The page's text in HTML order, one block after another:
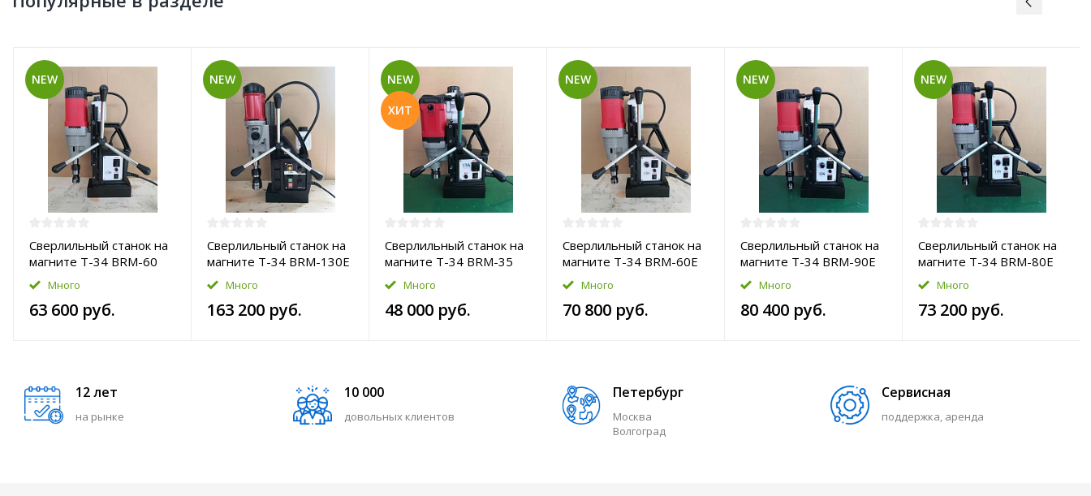
NEW
Сверлильный станок на
магните T-34 BRM-60
Много
63 600 руб.
NEW
Сверлильный станок на
магните T-34 BRM-130E
Много
163 200 руб.
NEW
ХИТ
Сверлильный станок на
магните T-34 BRM-35
Много
48 000 руб.
NEW
Сверлильный станок на
магните T-34 BRM-60E
Много
70 800 руб.
NEW
Сверлильный станок на
магните T-34 BRM-90E
Много
80 400 руб.
NEW
Сверлильный станок на
магните T-34 BRM-80E
Много
73 200 руб.
12 лет
на рынке
10 000
довольных клиентов
Петербург
Москва
Волгоград
Сервисная
поддержка, аренда